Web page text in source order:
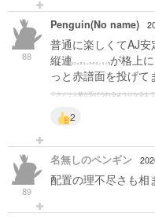
88
Penguin(No name)
普通に楽しくてAJ
縦連(ジェネリックテクノリミ?)が格上
っと赤譜面を投げて
テクノリミ紫が投げられるようになるま
2
89
名無しのペンギン
配置の理不尽さも相